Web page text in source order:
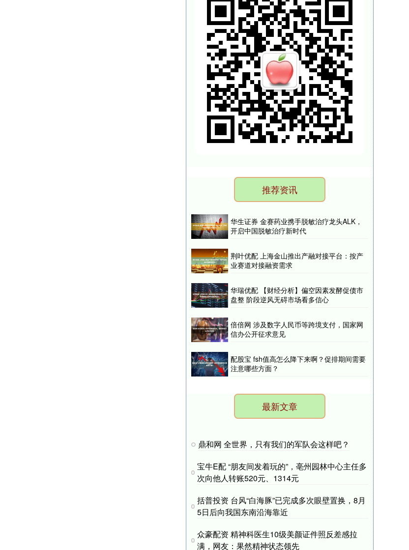
推荐资讯
华生证券 金赛药业携手脱敏治疗龙头ALK，
开启中国脱敏治疗新时代
荆叶优配 上海金山推出产融对接平台：按产
业赛道对接融资需求
华瑞优配 【财经分析】偏空因素发酵促债市
盘整 阶段逆风无碍市场看多信心
倍倍网 涉及数字人民币等跨境支付，国家网
信办公开征求意见
配股宝 fsh值高怎么降下来啊？促排期间需要
注意哪些方面？
最新文章
鼎和网 全世界，只有我们的军队会这样吧？
宝牛E配 “朋友间发着玩的”，亳州园林中心主任多
次向他人转账520元、1314元
括普投资 台风“白海豚”已完成多次眼壁置换，8月
5日后向我国东南沿海靠近
众豪配资 精神科医生10级美颜证件照反差感拉
满，网友：果然精神状态领先